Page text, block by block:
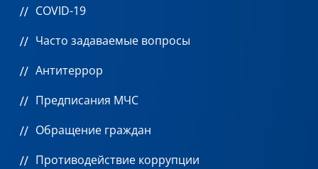
COVID-19
Часто задаваемые вопросы
Антитеррор
Предписания МЧС
Обращение граждан
Противодействие коррупции